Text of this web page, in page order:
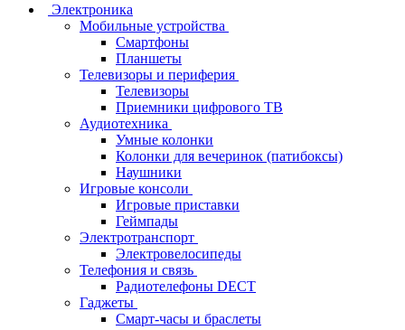
Электроника
Мобильные устройства
Смартфоны
Планшеты
Телевизоры и периферия
Телевизоры
Приемники цифрового ТВ
Аудиотехника
Умные колонки
Колонки для вечеринок (патибоксы)
Наушники
Игровые консоли
Игровые приставки
Геймпады
Электротранспорт
Электровелосипеды
Телефония и связь
Радиотелефоны DECT
Гаджеты
Смарт-часы и браслеты